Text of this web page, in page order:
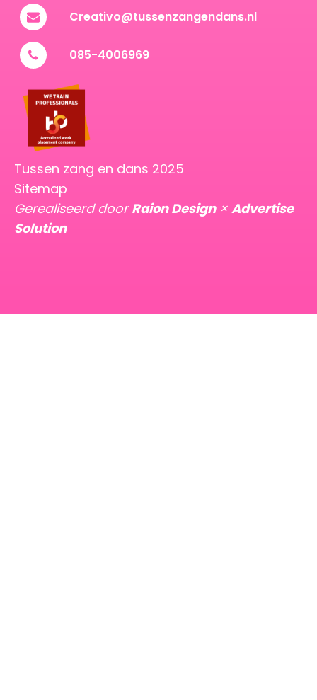
Creativo@tussenzangendans.nl
085-4006969
Tussen zang en dans 2025
Sitemap
Gerealiseerd doorRaion Design× Advertise
Solution